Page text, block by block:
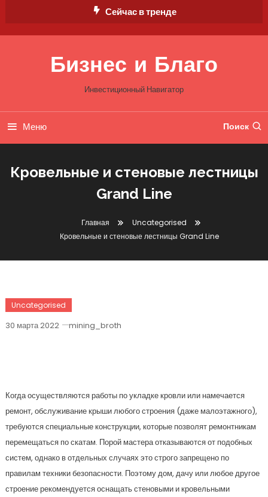
Сейчас в тренде
Бизнес и Благо
Инвестиционный Навигатор
Меню Поиск
Кровельные и стеновые лестницы
Grand Line
Главная
Uncategorised
Кровельные и стеновые лестницы Grand Line
Uncategorised
30 марта 2022 mining_broth
Когда осуществляются работы по укладке кровли или намечается
ремонт, обслуживание крыши любого строения (даже малоэтажного),
требуются специальные конструкции, которые позволят ремонтникам
перемещаться по скатам. Порой мастера отказываются от подобных
систем, однако в отдельных случаях это строго запрещено по
правилам техники безопасности. Поэтому дом, дачу или любое другое
строение рекомендуется оснащать стеновыми и кровельными